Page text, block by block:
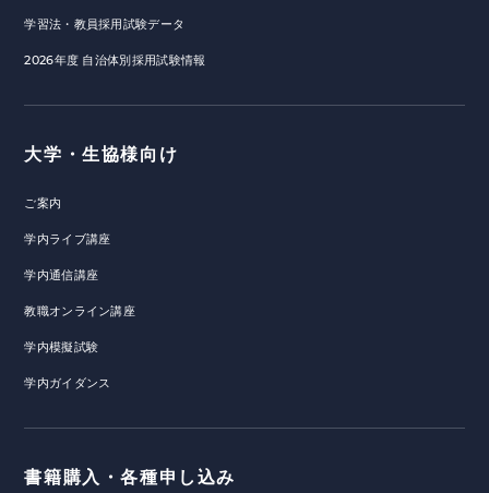
学習法・教員採用試験データ
2026年度 自治体別採用試験情報
大学・生協様向け
ご案内
学内ライブ講座
学内通信講座
教職オンライン講座
学内模擬試験
学内ガイダンス
書籍購入・各種申し込み